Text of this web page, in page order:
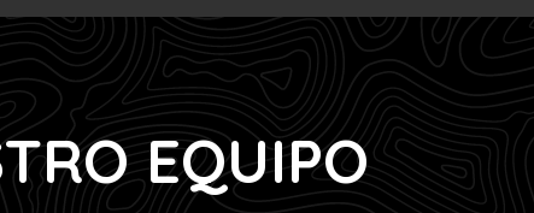
EQUIPO